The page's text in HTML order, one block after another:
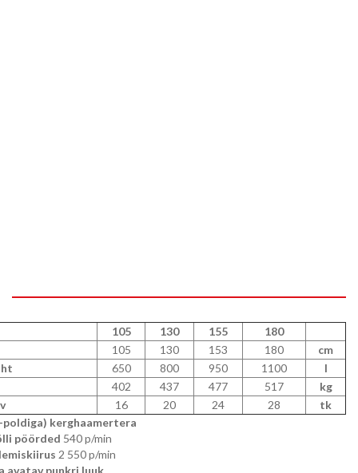
105 130 155
180
105
130 153 180
cm
650 800 950 1100
l
402
437 477 517
kg
16 20 24 28
tk
poldiga) kerghaamertera
pöörded 540p/min
2 550 p/min
avatav punkri luuk